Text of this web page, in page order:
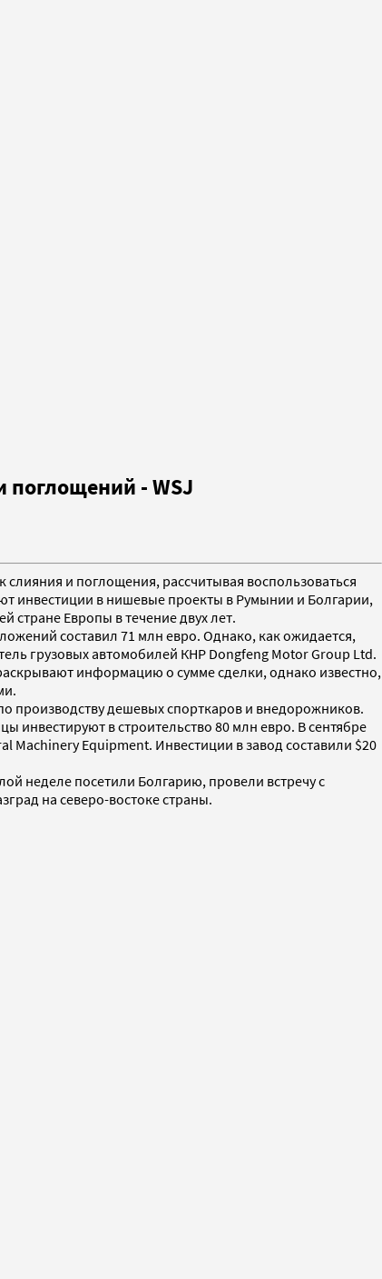
- WSJ
и поглощения, рассчитывая воспользоваться
инвестиции в нишевые проекты в Румынии и Болгарии,
стране Европы в течение двух лет.
составил 71 млн евро. Однако, как ожидается,
грузовых автомобилей КНР Dongfeng Motor Group Ltd.
информацию о сумме сделки, однако известно,
производству дешевых спорткаров и внедорожников.
инвестируют в строительство 80 млн евро. В сентябре
Equipment. Инвестиции в завод составили $20
неделе посетили Болгарию, провели встречу с
на северо-востоке страны.